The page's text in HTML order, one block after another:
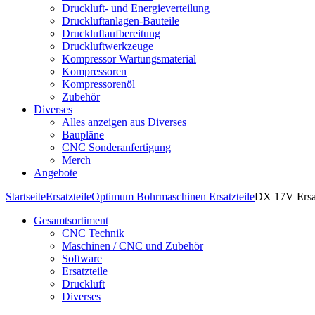
Druckluft- und Energieverteilung
Druckluftanlagen-Bauteile
Druckluftaufbereitung
Druckluftwerkzeuge
Kompressor Wartungsmaterial
Kompressoren
Kompressorenöl
Zubehör
Diverses
Alles anzeigen aus Diverses
Baupläne
CNC Sonderanfertigung
Merch
Angebote
StartseiteErsatzteileOptimum Bohrmaschinen ErsatzteileDX 17V
Gesamtsortiment
CNC Technik
Maschinen / CNC und Zubehör
Software
Ersatzteile
Druckluft
Diverses